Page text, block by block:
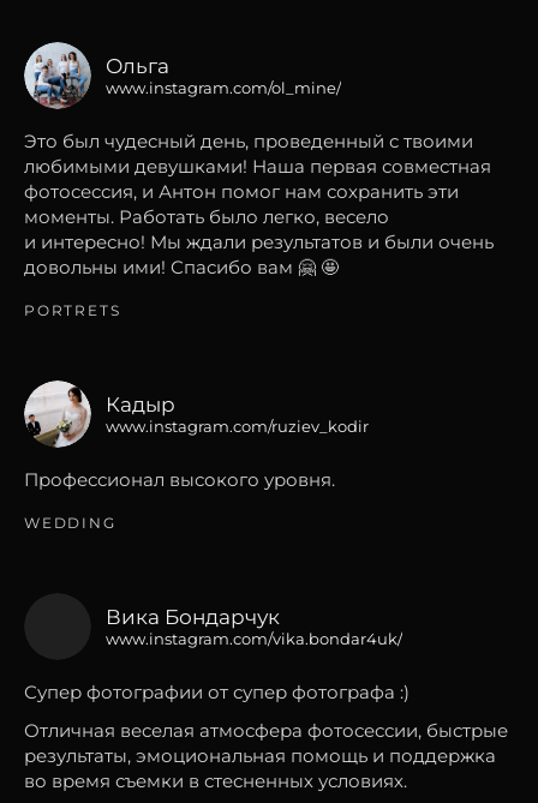
Ольга
www.instagram.com/ol_mine/
Это был чудесный день, проведенный с твоими
любимыми девушками! Наша первая совместная
фотосессия, и Антон помог нам сохранить эти
моменты. Работать было легко, весело
и интересно! Мы ждали результатов и были очень
довольны ими! Спасибо вам 🤗 🤩
PORTRETS
Кадыр
www.instagram.com/ruziev_kodir
Профессионал высокого уровня.
WEDDING
Вика Бондарчук
www.instagram.com/vika.bondar4uk/
Супер фотографии от супер фотографа :)
Отличная веселая атмосфера фотосессии, быстрые
результаты, эмоциональная помощь и поддержка
во время съемки в стесненных условиях.